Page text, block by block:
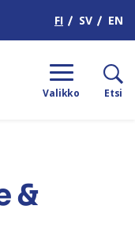
FI SV EN
Valikko Etsi
&